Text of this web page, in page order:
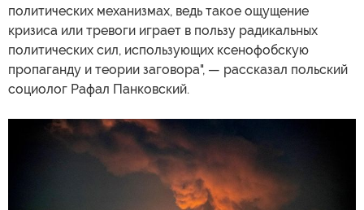
политических механизмах, ведь такое ощущение
кризиса или тревоги играет в пользу радикальных
политических сил, использующих ксенофобскую
пропаганду и теории заговора", — рассказал польский
социолог Рафал Панковский.